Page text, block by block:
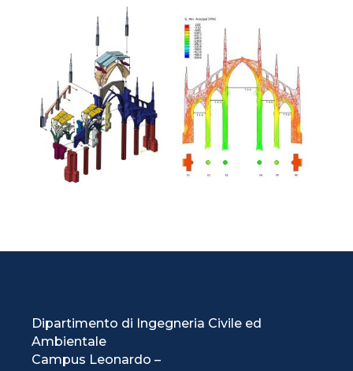
Dipartimento di Ingegneria Civile ed
Ambientale
Campus Leonardo –